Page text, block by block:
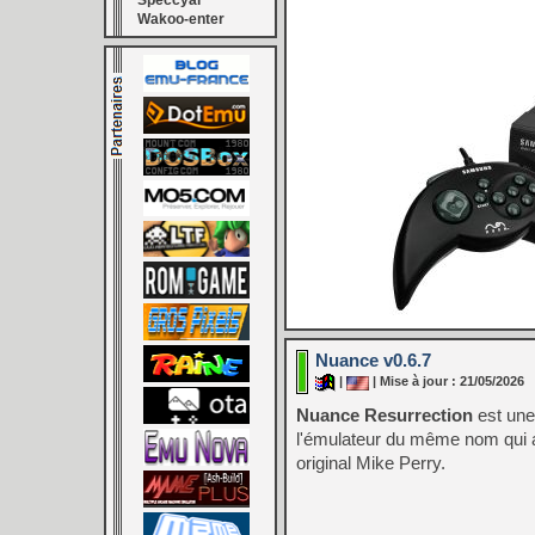
Wakoo-enter
Nuance v0.6.7
| Mise à jour : 21/05/2026
Nuance Resurrection est
l'émulateur du même nom
original Mike Perry.